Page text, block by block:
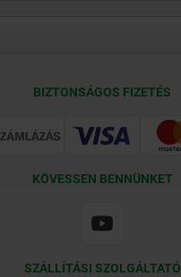
BIZTONSÁGOS FIZETÉS
KÖVESSEN BENNÜNKET
SZÁLLÍTÁSI SZOLGÁLTATÓ